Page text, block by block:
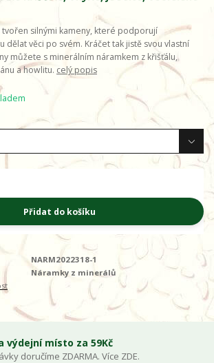
silnými kameny, které podporují
dělat věci po svém. Kráčet tak jistě svou vlastní
můžete s minerálním náramkem z křišťálu,
a howlitu. celý popis
Přidat do košíku
NARM2022318-1
Náramky z minerálů
výdejní místo za 59Kč
doručíme ZDARMA. Více ZDE.